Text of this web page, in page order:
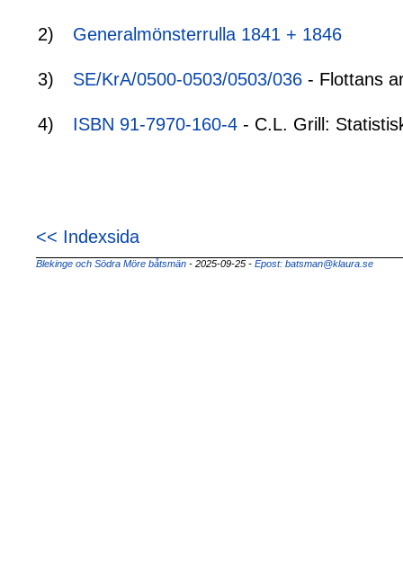
2) Generalmönsterrulla 1841 + 1846
3) SE/KrA/0500-0503/0503/036 - Flottans
4) ISBN 91-7970-160-4 - C.L. Grill:
<< Indexsida
Blekinge och Södra Möre båtsmän - 2025-09-25 - Epost: batsman@klaura.se